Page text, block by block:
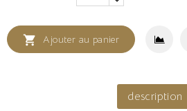
 Ajouter au panier
description